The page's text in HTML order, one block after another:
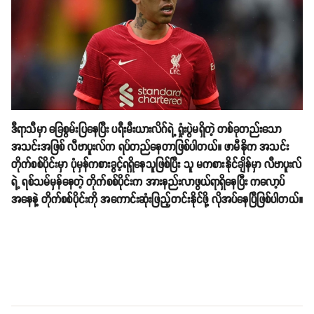
ဒီရာသီမှာ ခြေစွမ်းပြနေပြီး ပရီးမီးယားလိဂ်ရဲ့ ရှုံးပွဲမရှိတဲ့ တစ်ခုတည်းသော
အသင်းအဖြစ် လီဗာပူးလ်က ရပ်တည်နေတာဖြစ်ပါတယ်။ ဖာမီနိုက အသင်း
တိုက်စစ်ပိုင်းမှာ ပုံမှန်ကစားခွင့်ရရှိနေသူဖြစ်ပြီး သူ မကစားနိုင်ချိန်မှာ လီဗာပူးလ်
ရဲ့ ရစ်သမ်မှန်နေတဲ့ တိုက်စစ်ပိုင်းက အားနည်းလာဖွယ်ရာရှိနေပြီး ကလော့ပ်
အနေနဲ့ တိုက်စစ်ပိုင်းကို အကောင်းဆုံးဖြည့်တင်းနိုင်ဖို့ လိုအပ်နေပြီဖြစ်ပါတယ်။